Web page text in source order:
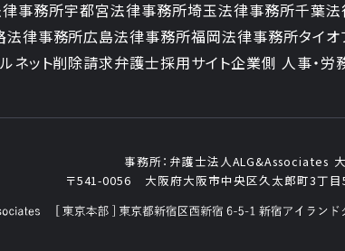
事務所宇都宮法律事務所埼玉法律事務所千葉
法律事務所広島法律事務所福岡法律事務所タイオ
ネット削除請求弁護士採用サイト企業側 人事・労
事務所： 弁護士法人ALG&Associates
〒541-0056
大阪府大阪市中央区久太郎町3丁目